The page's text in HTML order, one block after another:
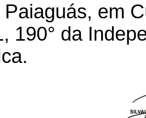
em
190° da